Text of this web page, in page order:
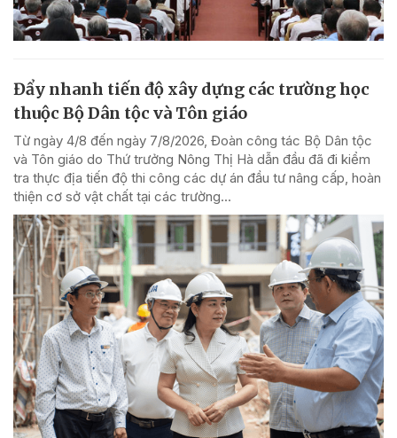
Đẩy nhanh tiến độ xây dựng các trường học
thuộc Bộ Dân tộc và Tôn giáo
Từ ngày 4/8 đến ngày 7/8/2026, Đoàn công tác Bộ Dân tộc
và Tôn giáo do Thứ trưởng Nông Thị Hà dẫn đầu đã đi kiểm
tra thực địa tiến độ thi công các dự án đầu tư nâng cấp, hoàn
thiện cơ sở vật chất tại các trường...